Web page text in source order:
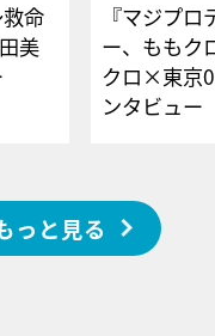
救命
美
ー
『マジプロ
ー、ももク
クロ×東京
ンタビュー
っと見る